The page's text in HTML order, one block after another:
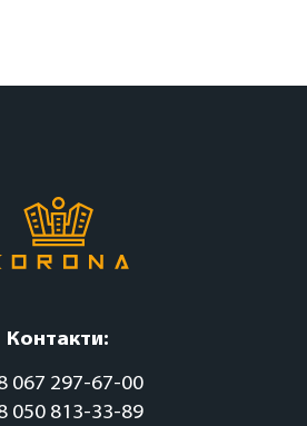
Контакти:
067 297-67-00
050 813-33-89